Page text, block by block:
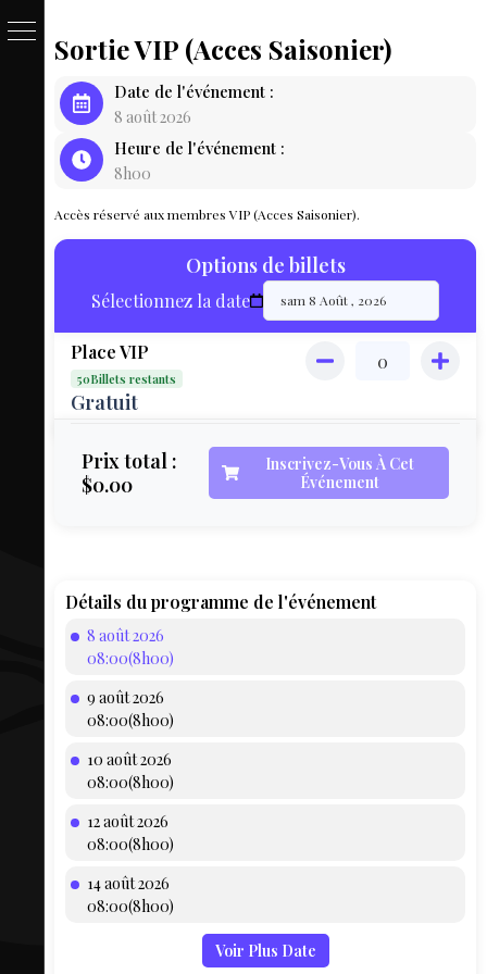
PASSE
BILLET
LIVE
MAP
MON
COMPTE
AEQ
Sortie VIP (Acces Saisonier)
Date de l'événement :
8 août 2026
Heure de l'événement :
8h00
Accès réservé aux membres VIP (Acces Saisonier).
Options de billets
Sélectionnez la date
Place VIP
50Billets restants
Gratuit
Prix total :
$0.00
Inscrivez-Vous À Cet
Événement
Détails du programme de l'événement
8 août 2026
08:00(8h00)
9 août 2026
08:00(8h00)
10 août 2026
08:00(8h00)
12 août 2026
08:00(8h00)
14 août 2026
08:00(8h00)
Voir Plus Date